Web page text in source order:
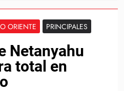
ORIENTE PRINCIPALES
Netanyahu
total en